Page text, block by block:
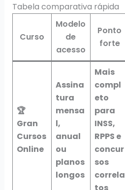
Tabela comparativa rápida
Curso
Modelo
de
acesso
Ponto
forte
🏆
Gran
Cursos
Online
Assina
tura
mensa
l,
anual
ou
planos
longos
Mais
compl
eto
para
INSS,
RPPS e
concur
sos
correla
tos